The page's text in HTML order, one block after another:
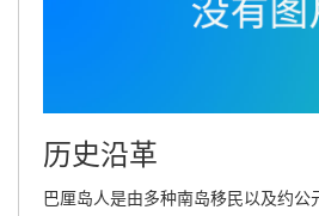
历史沿革
巴厘岛人是由多种南岛移民以及约